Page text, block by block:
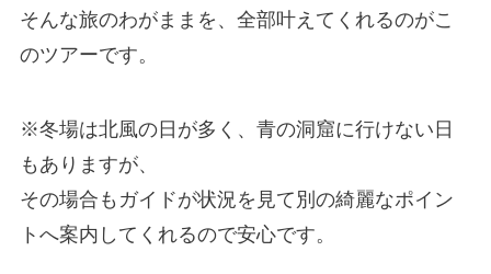
そんな旅のわがままを、全部叶えてくれるのがこ
のツアーです。
※冬場は北風の日が多く、青の洞窟に行けない日
もありますが、
その場合もガイドが状況を見て別の綺麗なポイン
トへ案内してくれるので安心です。